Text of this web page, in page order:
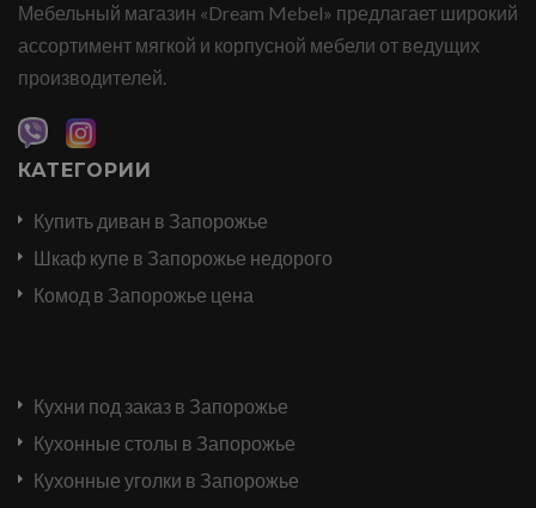
Мебельный магазин «Dream Mebel» предлагает широкий
ассортимент мягкой и корпусной мебели от ведущих
производителей.
КАТЕГОРИИ
Купить диван в Запорожье
Шкаф купе в Запорожье недорого
Комод в Запорожье цена
Кухни под заказ в Запорожье
Кухонные столы в Запорожье
Кухонные уголки в Запорожье